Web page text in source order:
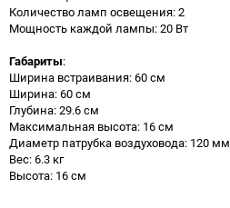
Количество ламп освещения: 2
Мощность каждой лампы: 20 Вт
Габариты:
Ширина встраивания: 60 см
Ширина: 60 см
Глубина: 29.6 см
Максимальная высота: 16 см
Диаметр патрубка воздуховода: 120 мм
Вес: 6.3 кг
Высота: 16 см